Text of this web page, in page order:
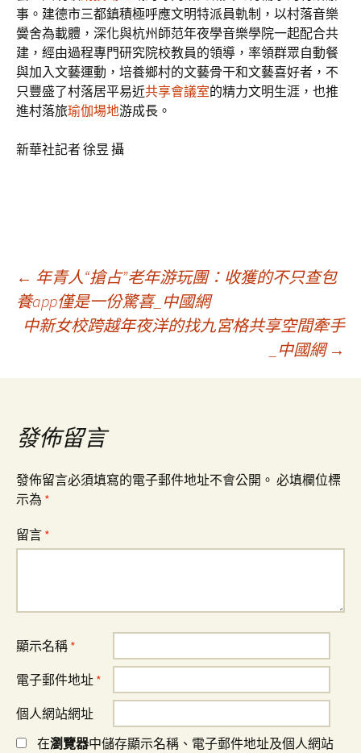
事。建德市三都鎮積極呼應文明特派員軌制，以村落音樂
黌舍為載體，深化與杭州師范年夜學音樂學院一起配合共
建，經由過程專門研究院校教員的領導，率領群眾自動餐
與加入文藝運動，培養鄉村的文藝骨干和文藝喜好者，不
只豐盛了村落居平易近共享會議室的精力文明生涯，也推
進村落旅瑜伽場地游成長。
新華社記者 徐昱 攝
文
章
導
覽
← 年青人“搶占”老年游玩團：收獲的不只查包
養app僅是一份驚喜_中國網
中新女校跨越年夜洋的找九宮格共享空間牽手
_中國網 →
發佈留言
發佈留言必須填寫的電子郵件地址不會公開。 必填欄位標
示為 *
留言 *
顯示名稱 *
電子郵件地址 *
個人網站網址
在瀏覽器中儲存顯示名稱、電子郵件地址及個人網站